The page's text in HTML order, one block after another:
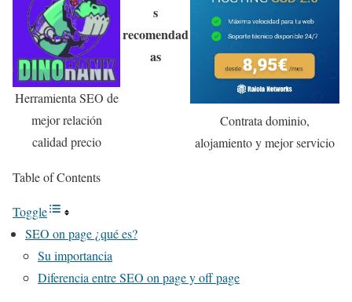
Herramienta SEO de
mejor relación
calidad precio
s
recomendad
as
Contrata dominio,
alojamiento y mejor servicio
Table of Contents
Toggle
SEO on page ¿qué es?
Su importancia
Diferencia entre SEO on page y off page